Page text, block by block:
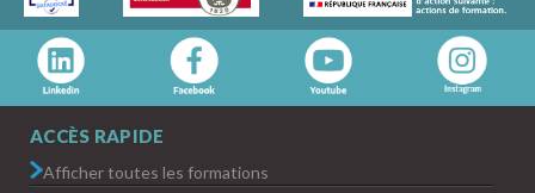
PODCAST
WEBINAIRES
ACCÈS RAPIDE
Afficher toutes les formations